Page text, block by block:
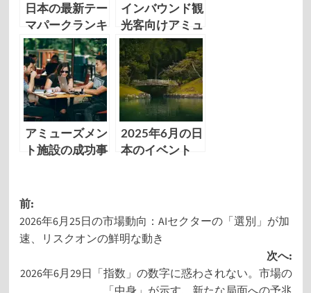
日本の最新テー
マパークランキ
ング：遊園地で
楽しむベストス
ポット
インバウンド観
光客向けアミュ
ーズメント施設
ガイド：日本で
楽しむエンター
テイメント体験
アミューズメン
ト施設の成功事
つける仕掛けと
は？
2025年6月の日
本のイベント
投
稿
ナ
ビ
前:
2026年6月25日の市場動向：AIセクターの「選別」が加
速、リスクオンの鮮明な動き
次へ:
2026年6月29日「指数」の数字に惑わされない。市場の